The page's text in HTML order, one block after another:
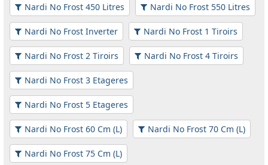
Nardi No Frost 450 Litres Nardi No Frost 550 Litres
Nardi No Frost Inverter Nardi No Frost 1 Tiroirs
Nardi No Frost 2 Tiroirs Nardi No Frost 4 Tiroirs
Nardi No Frost 3 Etageres
Nardi No Frost 5 Etageres
Nardi No Frost 60 Cm (L) Nardi No Frost 70 Cm (L)
Nardi No Frost 75 Cm (L)